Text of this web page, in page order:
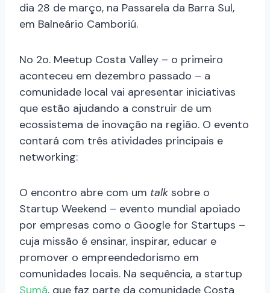
dia 28 de março, na Passarela da Barra Sul,
em Balneário Camboriú.
No 2o. Meetup Costa Valley – o primeiro
aconteceu em dezembro passado – a
comunidade local vai apresentar iniciativas
que estão ajudando a construir de um
ecossistema de inovação na região. O evento
contará com três atividades principais e
networking:
O encontro abre com um talk sobre o
Startup Weekend – evento mundial apoiado
por empresas como o Google for Startups –
cuja missão é ensinar, inspirar, educar e
promover o empreendedorismo em
comunidades locais. Na sequência, a startup
Sumá, que faz parte da comunidade Costa